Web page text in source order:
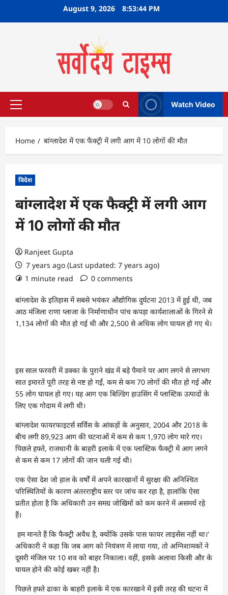
August 9, 2026 8:53:45 PM
Primary
Watch Video
Home बांग्लादेश में एक फैक्ट्री में लगी आग में 10 लोगों की मौत
विदेश
बांग्लादेश में एक फैक्ट्री में लगी आग
में 10 लोगों की मौत
Ranjeet Gupta
7 years ago (Last updated: 7 years ago)
1 minute read
0 comments
बांग्लादेश के इतिहास में सबसे भयंकर औद्योगिक दुर्घटना 2013 में हुई थी, जब
आठ मंजिला राणा प्लाजा के निर्माणाधीन पांच कपड़ा कार्यशालाओं के गिरने से
1,134 लोगों की मौत हो गई थी और 2,500 से अधिक लोग घायल हो गए थे।
इस साल फरवरी में डक्का के पुराने खंड में बड़े पैमाने पर आग लगने से लगभग
सात इमारतें पूरी तरह से नष्ट हो गईं, कम से कम 70 लोगों की मौत हो गई और
55 लोग घायल हो गए। यह आग एक बिल्डिंग हाउसिंग में प्लास्टिक उत्पादों के
लिए एक गोदाम में लगी थी।
बांग्लादेश फायरफाइटर्स सर्विस के आंकड़ों के अनुसार, 2004 और 2018 के
बीच लगी 89,923 आग की घटनाओं में कम से कम 1,970 लोग मारे गए।
पिछले हफ्ते, राजधानी के बाहरी इलाके में एक प्लास्टिक फैक्ट्री में आग लगने
से कम से कम 17 लोगों की जान चली गई थी।
एक ऐसा देश जो हाल के वर्षों में अपने कारखानों में सुरक्षा की अनिश्चित
परिस्थितियों के कारण अंतरराष्ट्रीय स्तर पर जांच कर रहा है, हालांकि ऐसा
प्रतीत होता है कि अधिकारी उन समग्र जोखिमों को कम करने में असमर्थ रहे
हैं।
हम मानते हैं कि फैक्ट्री अवैध है, क्योंकि उसके पास फायर लाइसेंस नहीं था।’
अधिकारी ने कहा कि जब आग को नियंत्रण में लाया गया, तो अग्निशामकों ने
दूसरी मंजिल पर 10 शव को बाहर निकाला। वहीं, इसके अलावा किसी और के
घायल होने की कोई खबर नहीं है।
पिछले हफ्ते ढाका के बाहरी इलाके में एक कारखाने में इसी तरह की घटना में